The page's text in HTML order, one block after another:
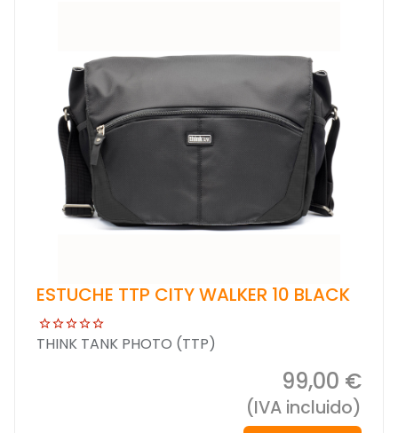
ESTUCHE TTP CITY WALKER 10 BLACK
THINK TANK PHOTO (TTP)
99,00 €
(IVA incluido)